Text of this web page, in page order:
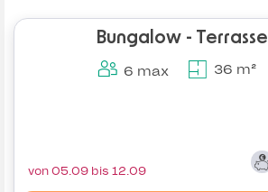
Bungalow - Terrasse
6 max 36 m²
von 05.09 bis 12.09